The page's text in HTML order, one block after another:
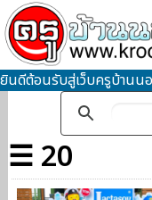
ยินดีต้อนรับสู่เว็บครูบ้านน
☰ 20